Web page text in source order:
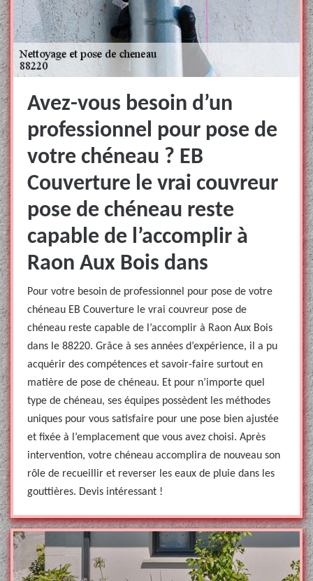
Avez-vous besoin d’un
professionnel pour pose de
votre chéneau ? EB
Couverture le vrai couvreur
pose de chéneau reste
capable de l’accomplir à
Raon Aux Bois dans
Pour votre besoin de professionnel pour pose de votre
chéneau EB Couverture le vrai couvreur pose de
chéneau reste capable de l’accomplir à Raon Aux Bois
dans le 88220. Grâce à ses années d’expérience, il a pu
acquérir des compétences et savoir-faire surtout en
matière de pose de chéneau. Et pour n’importe quel
type de chéneau, ses équipes possèdent les méthodes
uniques pour vous satisfaire pour une pose bien ajustée
et fixée à l’emplacement que vous avez choisi. Après
intervention, votre chéneau accomplira de nouveau son
rôle de recueillir et reverser les eaux de pluie dans les
gouttières. Devis intéressant !